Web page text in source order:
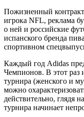
Пожизненный контракт
игрока NFL, реклама
о ней и российские
испанского бренда
спортивном
Каждый год Adidas
Чемпионов. В этот раз
турнира (женского и
можно
действительно, глядя
турнира начинает